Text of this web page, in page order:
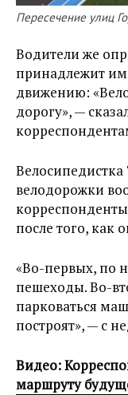
Пересечение улиц
Водители же
принадлежит
движению:
дорогу», —
Велосипедистка
велодорожки
после того, как
«Во-первых, по
пешеходы. Во-
парковаться
построят», — с
Видео:
маршруту